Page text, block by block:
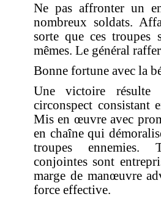
Ne pas affronter un
nombreux soldats.
sorte que ces troupes
mêmes. Le général
Bonne fortune avec la
Une victoire résulte
circonspect consistant
Mis en œuvre avec
en chaîne qui
troupes ennemies.
conjointes sont
marge de manœuvre
force effective.